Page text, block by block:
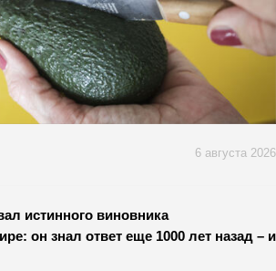
6 августа 2026
истинного виновника
он знал ответ еще 1000 лет назад – и